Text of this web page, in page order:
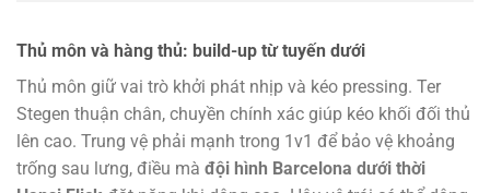
Thủ môn và hàng thủ: build-up từ tuyến dưới
Thủ môn giữ vai trò khởi phát nhịp và kéo pressing. Ter
Stegen thuận chân, chuyền chính xác giúp kéo khối đối thủ
lên cao. Trung vệ phải mạnh trong 1v1 để bảo vệ khoảng
trống sau lưng, điều mà đội hình Barcelona dưới thời